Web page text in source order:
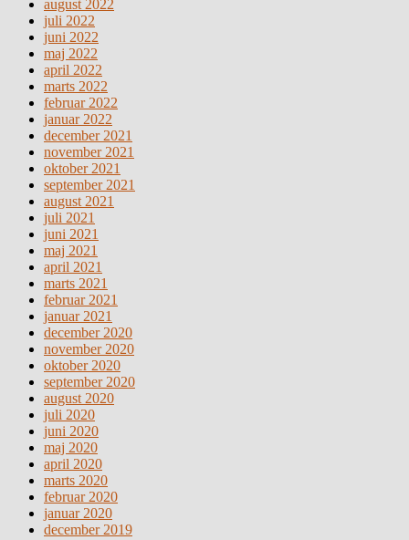
august 2022
juli 2022
juni 2022
maj 2022
april 2022
marts 2022
februar 2022
januar 2022
december 2021
november 2021
oktober 2021
september 2021
august 2021
juli 2021
juni 2021
maj 2021
april 2021
marts 2021
februar 2021
januar 2021
december 2020
november 2020
oktober 2020
september 2020
august 2020
juli 2020
juni 2020
maj 2020
april 2020
marts 2020
februar 2020
januar 2020
december 2019